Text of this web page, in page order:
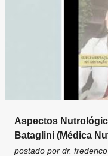
Aspectos
Bataglini (Médica
postado por dr.